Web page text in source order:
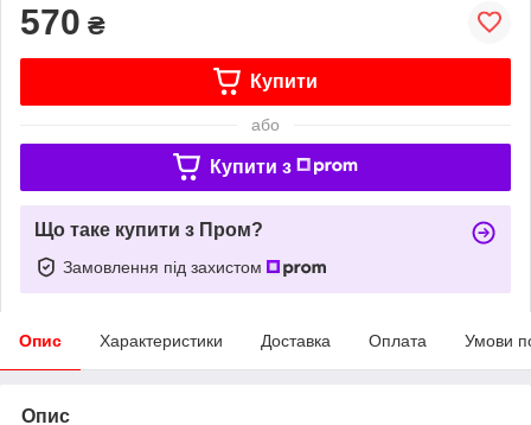
570 ₴
Купити
або
Купити з
Що таке купити з Пром?
Замовлення під захистом
Опис Характеристики Доставка Оплата Умови
Опис